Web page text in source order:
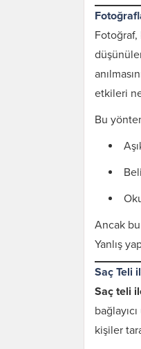
etkileri
Bu
Ancak
Yanlış
Saç Teli
Saç teli
kişiler